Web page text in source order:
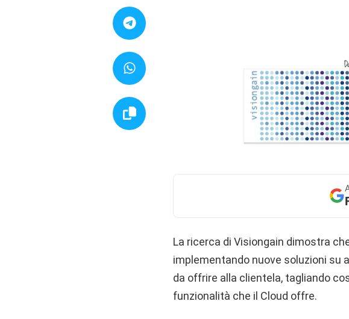
La ricerca di Visiongain dimostra
implementando nuove soluzioni su
da offrire alla clientela, tagliando
funzionalità che il Cloud offre.